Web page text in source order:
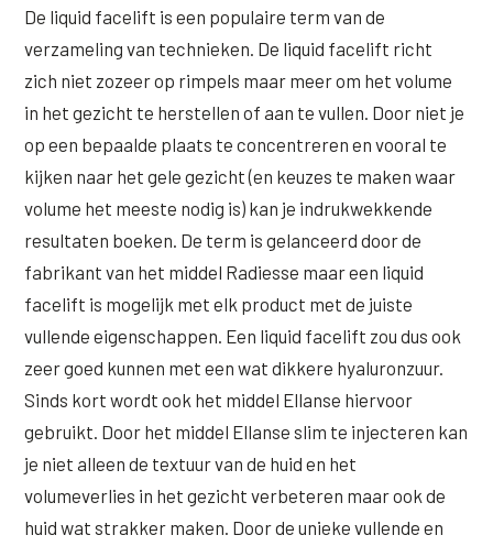
Hangende oogleden
Donkere kringen onder de ogen
Traangoot en wallen
Ingevallen slapen
Lippen
Nasolabiale plooi
Marionetlijnen
Mondhoeken
Verticale liplijntjes
Neus
Belotero
Juvéderm Voluma
Juvéderm Volux
Juvéderm Volift
Juvéderm Volbella
Profhilo
Prostrolane
Radiesse
Restylane
Saypha Volume
Structuur Verlies Profiel
Erfelijke Jowl Profiel
HORMONAAL / METABOOL
Insuline Zwelling Profiel
Menopauze Veroudering profiel
PCOS Huid profiel
HUIDPROBLEMEN
Overgevoelige Huid Profiel
Chronische ontstekingsprofiel
LIFESTYLE / MODERN
Instagram Gezicht Profiel
Online boeken
◍ Nijmegen◍Sittard◍Enschede
085 40 13 678
De liquid facelift is een populaire term van de
verzameling van technieken. De liquid facelift richt
zich niet zozeer op rimpels maar meer om het volume
in het gezicht te herstellen of aan te vullen. Door niet je
op een bepaalde plaats te concentreren en vooral te
kijken naar het gele gezicht (en keuzes te maken waar
volume het meeste nodig is) kan je indrukwekkende
resultaten boeken. De term is gelanceerd door de
fabrikant van het middel Radiesse maar een liquid
facelift is mogelijk met elk product met de juiste
vullende eigenschappen. Een liquid facelift zou dus ook
zeer goed kunnen met een wat dikkere hyaluronzuur.
Sinds kort wordt ook het middel Ellanse hiervoor
gebruikt. Door het middel Ellanse slim te injecteren kan
je niet alleen de textuur van de huid en het
volumeverlies in het gezicht verbeteren maar ook de
huid wat strakker maken. Door de unieke vullende en